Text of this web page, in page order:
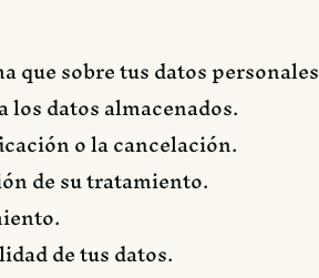
sobre tus datos
los datos almacenados.
o la cancelación.
de su tratamiento.
de tus datos.